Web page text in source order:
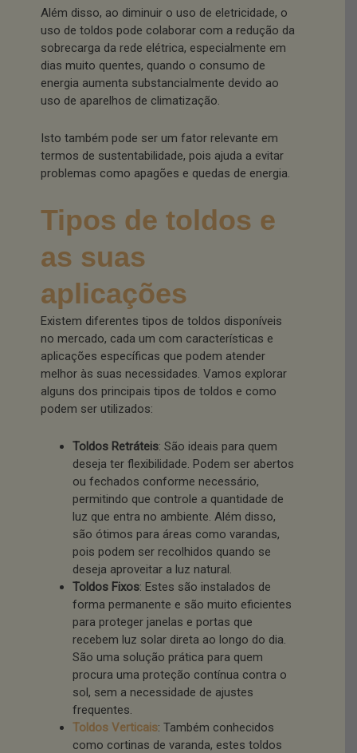
Além disso, ao diminuir o uso de eletricidade, o
uso de toldos pode colaborar com a redução da
sobrecarga da rede elétrica, especialmente em
dias muito quentes, quando o consumo de
energia aumenta substancialmente devido ao
uso de aparelhos de climatização.
Isto também pode ser um fator relevante em
termos de sustentabilidade, pois ajuda a evitar
problemas como apagões e quedas de energia.
Tipos de toldos e
as suas
aplicações
Existem diferentes tipos de toldos disponíveis
no mercado, cada um com características e
aplicações específicas que podem atender
melhor às suas necessidades. Vamos explorar
alguns dos principais tipos de toldos e como
podem ser utilizados:
Toldos Retráteis: São ideais para quem
deseja ter flexibilidade. Podem ser abertos
ou fechados conforme necessário,
permitindo que controle a quantidade de
luz que entra no ambiente. Além disso,
são ótimos para áreas como varandas,
pois podem ser recolhidos quando se
deseja aproveitar a luz natural.
Toldos Fixos: Estes são instalados de
forma permanente e são muito eficientes
para proteger janelas e portas que
recebem luz solar direta ao longo do dia.
São uma solução prática para quem
procura uma proteção contínua contra o
sol, sem a necessidade de ajustes
frequentes.
Toldos Verticais: Também conhecidos
como cortinas de varanda, estes toldos